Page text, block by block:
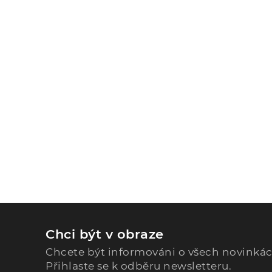
Chci být v obraze
Chcete být informováni o všech
Přihlaste se k odběru newsletteru.